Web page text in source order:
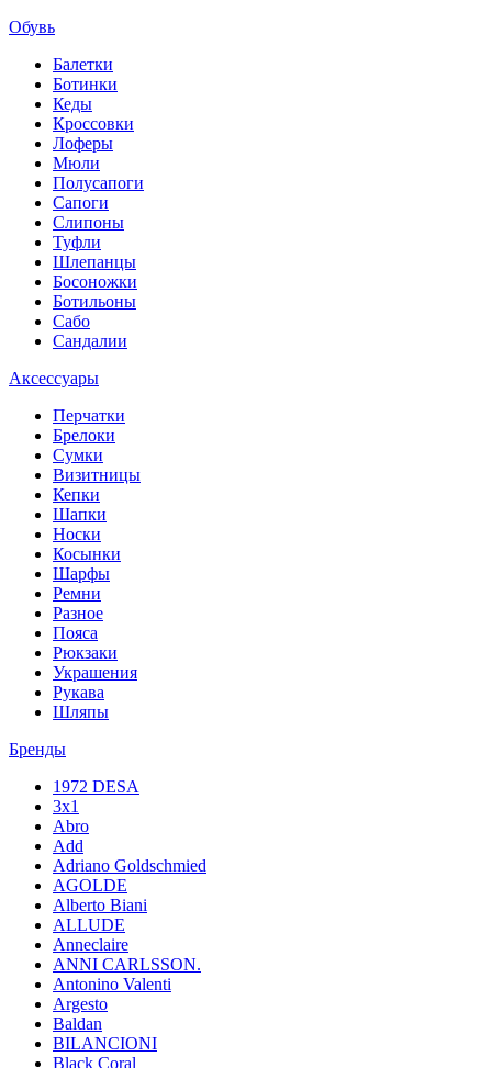
Обувь
Балетки
Ботинки
Кеды
Кроссовки
Лоферы
Мюли
Полусапоги
Сапоги
Слипоны
Туфли
Шлепанцы
Босоножки
Ботильоны
Сабо
Сандалии
Аксессуары
Перчатки
Брелоки
Сумки
Визитницы
Кепки
Шапки
Носки
Косынки
Шарфы
Ремни
Разное
Пояса
Рюкзаки
Украшения
Рукава
Шляпы
Бренды
1972 DESA
3x1
Abro
Add
Adriano Goldschmied
AGOLDE
Alberto Biani
ALLUDE
Anneclaire
ANNI CARLSSON.
Antonino Valenti
Argesto
Baldan
BILANCIONI
Black Coral